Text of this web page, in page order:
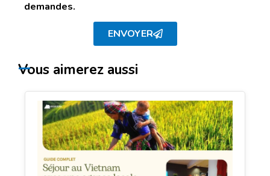
demandes.
ENVOYER
Vous aimerez aussi